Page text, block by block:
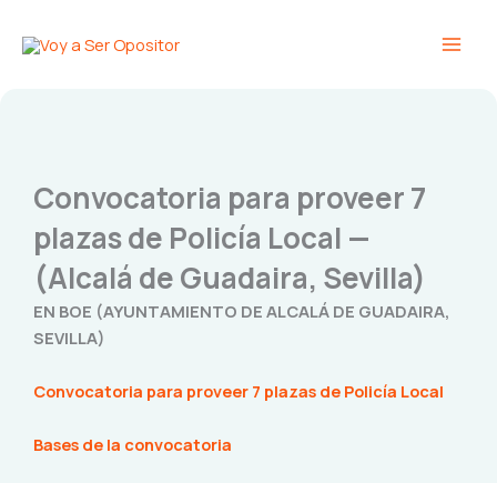
Convocatoria para proveer 7
plazas de Policía Local —
(Alcalá de Guadaira, Sevilla)
EN BOE (AYUNTAMIENTO DE ALCALÁ DE GUADAIRA,
SEVILLA)
Convocatoria para proveer 7 plazas de Policía Local
Bases de la convocatoria